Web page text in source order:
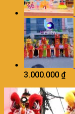
3.000.000 ₫